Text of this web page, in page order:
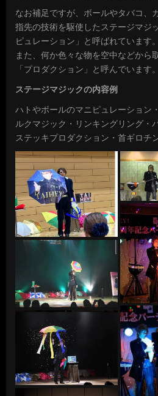
なお補足ですが、ボールやタバコ、
指先の技術を駆使したステージマジ
ピュレーション」と呼ばれています。
また、何か色々な物を空中などから
「プロダクション」と呼んでいます。
ステージマジックの内容例
ハトやボールのマニピュレーション
ルクマジック・リンキングリング・
ステッキプロダクション・首ギロチ